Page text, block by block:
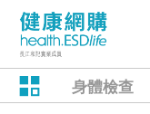
身體檢查